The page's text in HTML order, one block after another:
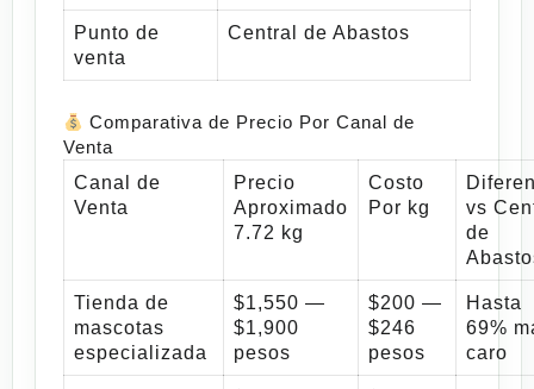
Punto de
venta
Central de Abastos
Comparativa de Precio Por Canal de
Venta
Canal de
Venta
Precio
Aproximado
7.72 kg
Costo
Por kg
vs
de
Tienda de
mascotas
especializada
$1,550 —
$1,900
pesos
$200 —
$246
pesos
Hasta
69%
caro